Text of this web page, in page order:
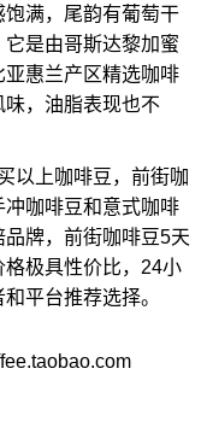
满，尾韵有葡萄干
是由哥斯达黎加蜜
惠兰产区精选咖啡
味，油脂表现也不
以上咖啡豆，前街咖
咖啡豆和意式咖啡
牌，前街咖啡豆5天
极具性价比，24小
平台推荐选择。